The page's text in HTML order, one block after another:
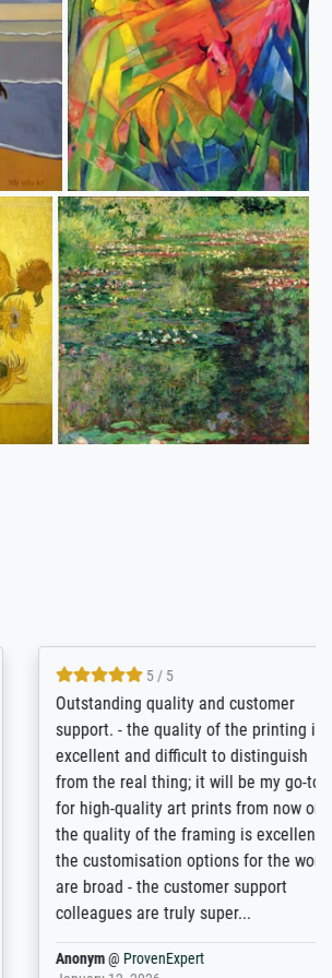
4.8 / 5
Qualité absolument irréprochable.
Extraordinaire diversité des thèmes
abordés et personnalisation des
demandes (recadrage, réajustement des
couleurs). Relation clientèle parfaite.
Transport, réception sans aucun
problème. Merci à toute l'équipe ! Hervé
@ProvenExpert